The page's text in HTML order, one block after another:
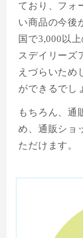
ており、フォ
い商品の今後
国で3,000以
スデイリーズ
えづらいため
ができるでし
もちろん、通
め、通販ショ
ただけます。